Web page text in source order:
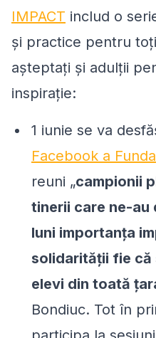
IMPACT includ o
și practice pentru
așteptați și adulții
inspirație:
1 iunie se va
Facebook a
reuni „campionii
tinerii care ne-au
luni importanța
solidarității fie că
elevi din toată
Bondiuc. Tot în